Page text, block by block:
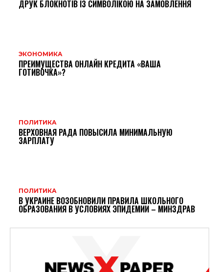
ДРУК БЛОКНОТІВ ІЗ СИМВОЛІКОЮ НА ЗАМОВЛЕННЯ
ЭКОНОМИКА
ПРЕИМУЩЕСТВА ОНЛАЙН КРЕДИТА «ВАША
ГОТИВОЧКА»?
ПОЛИТИКА
ВЕРХОВНАЯ РАДА ПОВЫСИЛА МИНИМАЛЬНУЮ
ЗАРПЛАТУ
ПОЛИТИКА
В УКРАИНЕ ВОЗОБНОВИЛИ ПРАВИЛА ШКОЛЬНОГО
ОБРАЗОВАНИЯ В УСЛОВИЯХ ЭПИДЕМИИ – МИНЗДРАВ